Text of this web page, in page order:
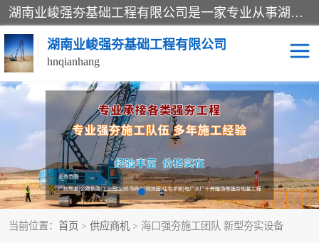
湖南业峻强夯基础工程有限公司是一家专业从事湖南强夯基础工程、强夯机租赁，地基处理的施工单位。业务覆盖：湖南、广东，江西等地。可承接1000KN.m-25000KN.m强夯（置换）工程。公司创始人是国内较早期从事强夯施工的建设者，经过多年的一步一个脚印的发展，在行业内具有较高的度和良好的口碑。
湖南业峻强夯基础工程有限公司
hnqianhang
当前位置： 首页 > 供应商机 > 海口强夯施工团队 新型夯实设备
强夯施工案例 强夯机租赁
强夯施工工程 强夯施工队伍
强夯队伍